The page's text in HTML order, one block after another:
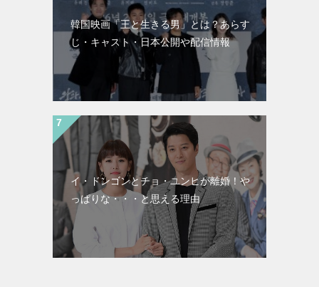
韓国映画「王と生きる男」とは？あらす
じ・キャスト・日本公開や配信情報
イ・ドンゴンとチョ・ユンヒが離婚！や
っぱりな・・・と思える理由